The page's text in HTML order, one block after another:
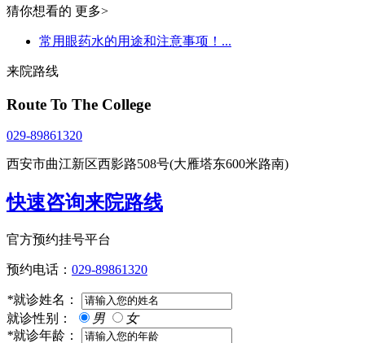
猜你想看的 更多>
常用眼药水的用途和注意事项！...
来院路线
Route To The College
029-89861320
西安市曲江新区西影路508号(大雁塔东600米路南)
快速咨询来院路线
官方预约挂号平台
预约电话： 029-89861320
*就诊姓名：
就诊性别：
男
女
*就诊年龄：